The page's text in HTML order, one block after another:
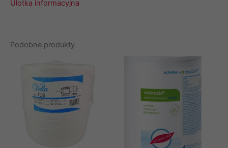
Ulotka informacyjna
Podobne produkty